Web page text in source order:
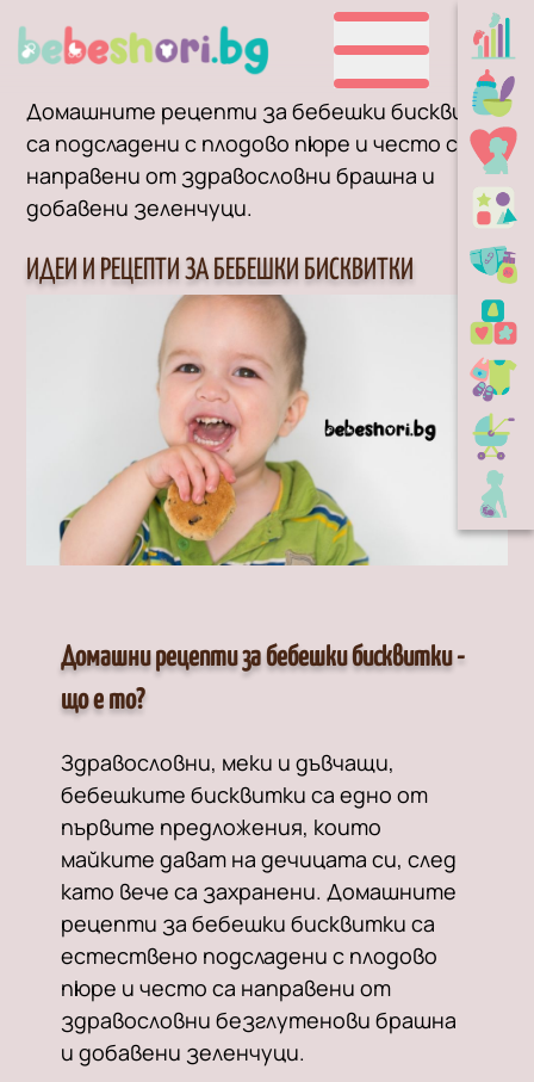
Домашните рецепти за бебешки бисквитки
са подсладени с плодово пюре и често са
направени от здравословни брашна и
добавени зеленчуци.
ИДЕИ И РЕЦЕПТИ ЗА БЕБЕШКИ БИСКВИТКИ
Домашни рецепти за бебешки бисквитки -
що е то?
Здравословни, меки и дъвчащи,
бебешките бисквитки са еднo от
първите предложения, които
майките дават на дечицата си, след
като вече са захранени. Домашните
рецепти за бебешки бисквитки са
естествено подсладени с плодово
пюре и често са направени от
здравословни безглутенови брашна
и добавени зеленчуци.